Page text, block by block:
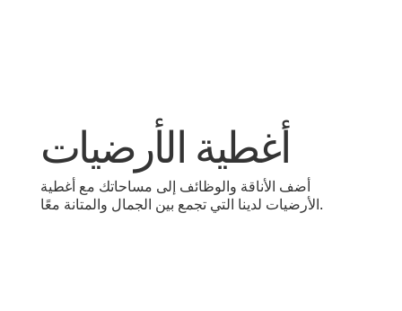
أغطية الأرضيات
أضف الأناقة والوظائف إلى مساحاتك مع أغطية
الأرضيات لدينا التي تجمع بين الجمال والمتانة معًا.